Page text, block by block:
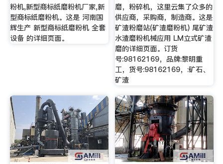
粉机,新型商标纸磨粉机厂家,新
型商标纸磨粉机。这是 河南国
辉生产 新型商标纸磨粉机 全套
设备 的详细页面。
磨，粉碎机，这里云集了众多的
供应商，采购商，制造商。这是
矿渣粉磨站(矿渣磨粉机) 尾矿渣
水渣磨粉机械应用 LM立式矿渣
磨的详细页面。订货
号:98162169，品牌:黎明重
工，货号:98162169，:矿石、
矿渣